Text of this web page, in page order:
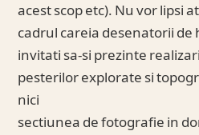
acest scop etc). Nu vor lipsi
cadrul careia desenatorii
invitati sa-si prezinte
pesterilor explorate si
nici
sectiunea de fotografie in